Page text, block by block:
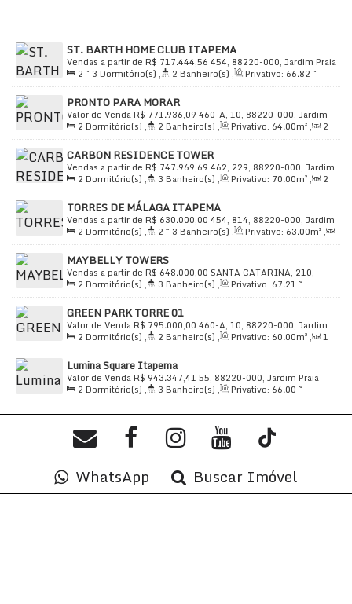
Viva com sofisticação e lazer incomparável. Entre em
contato: (47) 3269-1533
ST. BARTH HOME CLUB ITAPEMA
R$ 717.444,56
Vendas a partir de
454, 88220-000, Jardim Praia
Mar, Itapema, Santa Catarina, Brasil
2 ~ 3 Dormitório(s) , 2 Banheiro(s) , Privativo: 66.82 ~
70.00m² , 2Sala(s), 1 Suíte(s), Total: 105.00~ 121.00m²
,
1 Vaga(s), Útil:66.82~ 70
PRONTO PARA MORAR
R$ 771.936,09
Valor de Venda
460-A, 10, 88220-000, Jardim
Praia Mar, Itapema, Santa Catarina, Brasil
2 Dormitório(s) , 2 Banheiro(s) , Privativo: 64.00m² ,
2
Sala(s) , 1Suíte(s) , Total:88.00m², 1 Vaga(s),
Útil:
64.00m²
CARBON RESIDENCE TOWER
R$ 747.969,69
Vendas a partir de
462, 229, 88220-000, Jardim
Praia Mar, Itapema, Santa Catarina, Brasil
2 Dormitório(s) , 3 Banheiro(s) , Privativo: 70.00m² ,
2
Sala(s) , 2Suíte(s) , Total:99.00m², 1 Vaga(s),
Útil:
70.00m²
TORRES DE MÁLAGA ITAPEMA
R$ 630.000,00
Vendas a partir de
454, 814, 88220-000, Jardim
Praia Mar, Itapema, Santa Catarina, Brasil
2 Dormitório(s) , 2 ~ 3 Banheiro(s) , Privativo: 63.00m² ,
2 Sala(s) , 1 ~ 2Suíte(s) , Total:63.00m², 1 Vaga(s),
Útil:63.00m²
MAYBELLY TOWERS
R$ 648.000,00
Vendas a partir de
SANTA CATARINA, 210,
88220-000, Jardim Praia Mar, Itapema, Santa Catarina, Brasil
2 Dormitório(s) , 3 Banheiro(s) , Privativo: 67.21 ~
70.14m² , 2Sala(s), 2 Suíte(s), Total: 88.00~ 92.00m² ,
1Vaga(s), Útil:67.21~ 70
GREEN PARK TORRE 01
R$ 795.000,00
Valor de Venda
460-A, 10, 88220-000, Jardim
Praia Mar, Itapema, Santa Catarina, Brasil
2 Dormitório(s) , 2 Banheiro(s) , Privativo: 60.00m² ,
1
Sala(s) , 1Suíte(s) , Total:72.00m², 1 Vaga(s),
Útil:
60.00m²
Lumina Square Itapema
R$ 943.347,41
Valor de Venda
55, 88220-000, Jardim Praia
Mar, Itapema, Santa Catarina, Brasil
2 Dormitório(s) , 3 Banheiro(s) , Privativo: 66.00 ~
Vaga(s), 1300mDistância do Mar, Útil:66.65m²
WhatsApp Buscar Imóvel